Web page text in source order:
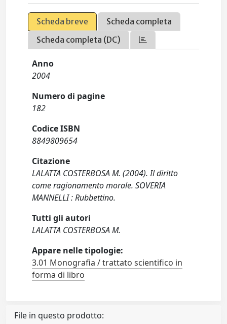
Scheda breve
Scheda completa
Scheda completa (DC)
Anno
2004
Numero di pagine
182
Codice ISBN
8849809654
Citazione
LALATTA COSTERBOSA M. (2004). Il diritto
come ragionamento morale. SOVERIA
MANNELLI : Rubbettino.
Tutti gli autori
LALATTA COSTERBOSA M.
Appare nelle tipologie:
3.01 Monografia / trattato scientifico in
forma di libro
File in questo prodotto: